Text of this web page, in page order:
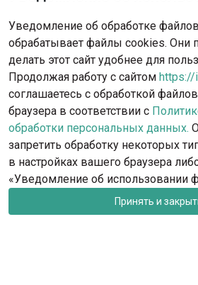
Опишите ситуацию -
с радостью
Обратиться в
Уведомление об обработке
обрабатывает файлы cookies. Они
делать этот сайт удобнее для
Продолжая работу с сайтом https://
соглашаетесь с обработкой
браузера в соответствии с
обработки персональных данных.
запретить обработку некоторых
в настройках вашего браузера
«Уведомление об использовании
Принять и